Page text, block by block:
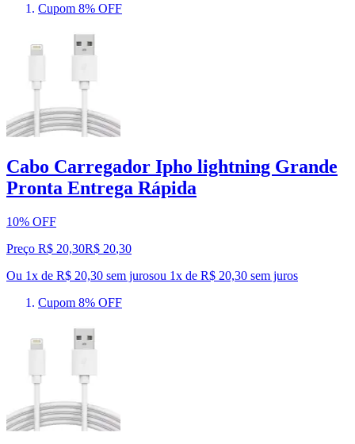
Cupom 8% OFF
Cabo Carregador Ipho lightning Grande
Pronta Entrega Rápida
10% OFF
Preço R$ 20,30R$ 20,30
Ou 1x de R$ 20,30 sem jurosou 1x de R$ 20,30 sem juros
Cupom 8% OFF